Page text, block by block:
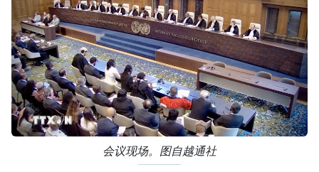
会议现场。图自越通社